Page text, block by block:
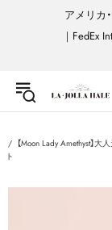
アメリカ
｜FedEx
【Moon Lady Amethyst】
ト